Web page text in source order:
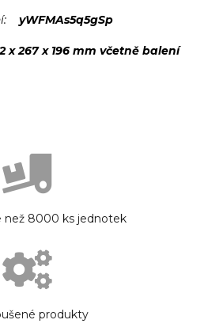
yWFMAs5q5gSp
x 267 x 196 mm včetně balení
než 8000 ks jednotek
produkty